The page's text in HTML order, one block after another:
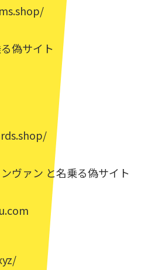
偽サイト
ヴァン と名乗る偽サイト